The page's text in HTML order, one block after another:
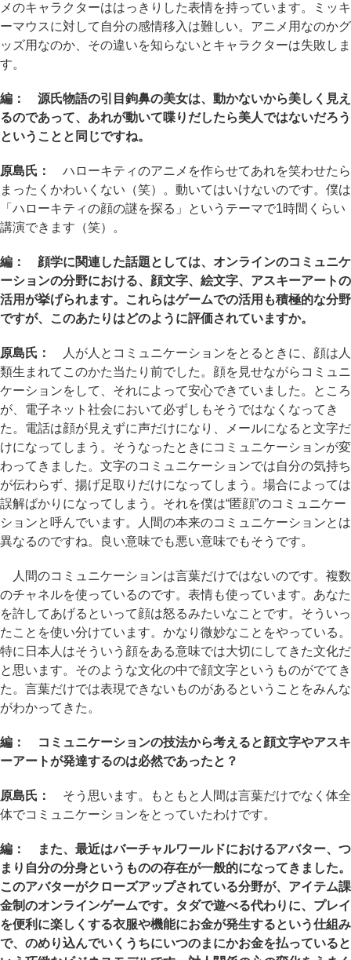
メのキャラクターははっきりした表情を持っています。ミッキ
ーマウスに対して自分の感情移入は難しい。アニメ用なのかグ
ッズ用なのか、その違いを知らないとキャラクターは失敗しま
す。
編： 源氏物語の引目鉤鼻の美女は、動かないから美しく見え
るのであって、あれが動いて喋りだしたら美人ではないだろう
ということと同じですね。
原島氏：
ハローキティのアニメを作らせてあれを笑わせたら
まったくかわいくない（笑）。動いてはいけないのです。僕は
「ハローキティの顔の謎を探る」というテーマで1時間くらい
講演できます（笑）。
編： 顔学に関連した話題としては、オンラインのコミュニケ
ーションの分野における、顔文字、絵文字、アスキーアートの
活用が挙げられます。これらはゲームでの活用も積極的な分野
ですが、このあたりはどのように評価されていますか。
原島氏：
人が人とコミュニケーションをとるときに、顔は人
類生まれてこのかた当たり前でした。顔を見せながらコミュニ
ケーションをして、それによって安心できていました。ところ
が、電子ネット社会において必ずしもそうではなくなってき
た。電話は顔が見えずに声だけになり、メールになると文字だ
けになってしまう。そうなったときにコミュニケーションが変
わってきました。文字のコミュニケーションでは自分の気持ち
が伝わらず、揚げ足取りだけになってしまう。場合によっては
誤解ばかりになってしまう。それを僕は“匿顔”のコミュニケー
ションと呼んでいます。人間の本来のコミュニケーションとは
異なるのですね。良い意味でも悪い意味でもそうです。
人間のコミュニケーションは言葉だけではないのです。複数
のチャネルを使っているのです。表情も使っています。あなた
を許してあげるといって顔は怒るみたいなことです。そういっ
たことを使い分けています。かなり微妙なことをやっている。
特に日本人はそういう顔をある意味では大切にしてきた文化だ
と思います。そのような文化の中で顔文字というものがでてき
た。言葉だけでは表現できないものがあるということをみんな
がわかってきた。
編： コミュニケーションの技法から考えると顔文字やアスキ
ーアートが発達するのは必然であったと？
原島氏：
そう思います。もともと人間は言葉だけでなく体全
体でコミュニケーションをとっていたわけです。
編： また、最近はバーチャルワールドにおけるアバター、つ
まり自分の分身というものの存在が一般的になってきました。
このアバターがクローズアップされている分野が、アイテム課
金制のオンラインゲームです。タダで遊べる代わりに、プレイ
を便利に楽しくする衣服や機能にお金が発生するという仕組み
で、のめり込んでいくうちにいつのまにかお金を払っていると